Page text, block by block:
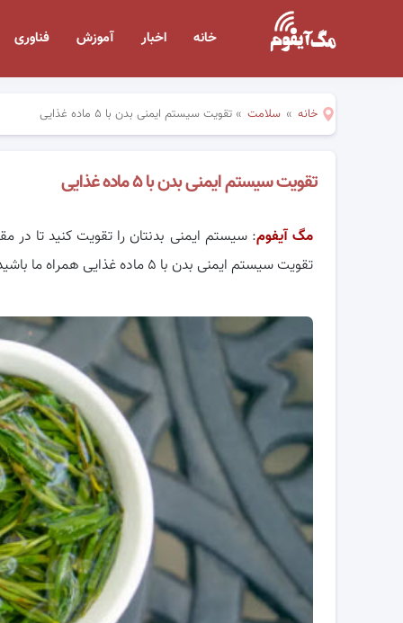
خانه اخبار آموزش فناوری
خانه » سلامت » تقویت سیستم ایمنی بدن با ۵ ماده غذایی
تقویت سیستم ایمنی بدن با ۵ ماده غذایی
مگ آیفوم: سیستم ایمنی بدنتان را تقویت کنید تا
تقویت سیستم ایمنی بدن با ۵ ماده غذایی همراه ما باشید.